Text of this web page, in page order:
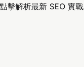
擊解析最新 SEO 實戰